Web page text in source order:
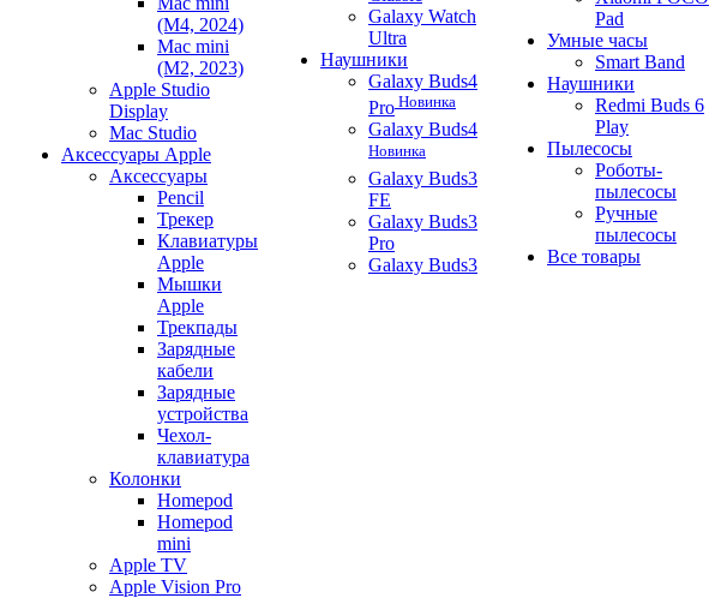
(M4, 2024)
Mac mini
(M2, 2023)
Apple Studio
Display
Mac Studio
Аксессуары Apple
Аксессуары
Pencil
Трекер
Клавиатуры
Apple
Мышки
Apple
Трекпады
Зарядные
кабели
Зарядные
устройства
Чехол-
клавиатура
Колонки
Homepod
Homepod
mini
Apple TV
Apple Vision Pro
Galaxy Watch
Ultra
Наушники
Galaxy Buds4
Pro Новинка
Galaxy Buds4
Новинка
Galaxy Buds3
FE
Galaxy Buds3
Pro
Galaxy Buds3
Pad
Умные часы
Smart Band
Наушники
Redmi Buds 6
Play
Пылесосы
Роботы-
пылесосы
Ручные
пылесосы
Все товары